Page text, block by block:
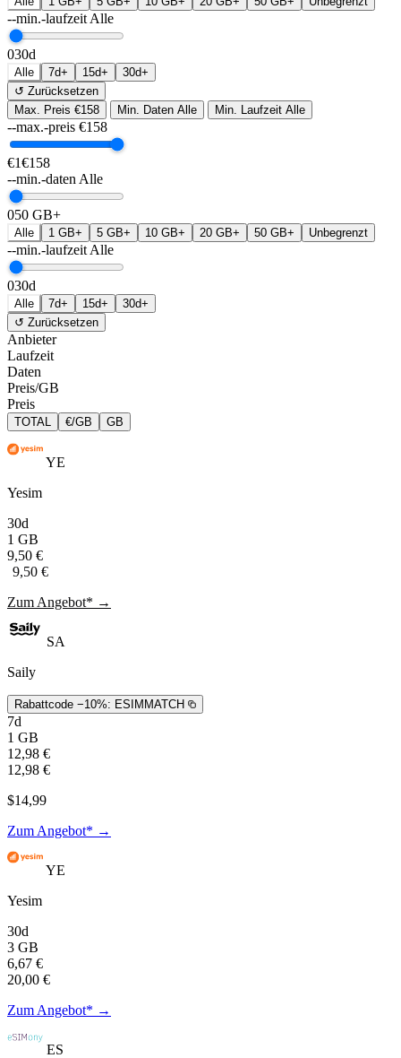
--min.-laufzeit Alle
030d
Alle 7d+ 15d+
30d+
↺ Zurücksetzen
Max. Preis €158 Min. Daten Alle Min. Laufzeit Alle
--max.-preis €158
€1€158
--min.-daten Alle
050 GB+
Alle 1 GB+ 5 GB+ 10 GB+ 20 GB+ 50 GB+ Unbegrenzt
--min.-laufzeit Alle
030d
Alle 7d+ 15d+
30d+
↺ Zurücksetzen
Anbieter
Laufzeit
Daten
Preis/GB
Preis
TOTAL €/GB GB
YE
Yesim
30d
1 GB
9,50 €
9,50 €
Zum Angebot* →
SA
Saily
Rabattcode −10%: ESIMMATCH
7d
1 GB
12,98 €
12,98 €
$14,99
Zum Angebot* →
YE
Yesim
30d
3 GB
6,67 €
20,00 €
Zum Angebot* →
ES